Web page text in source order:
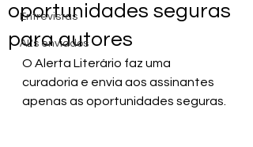
Entrevistas
AL's enviados
oportunidades seguras
para autores
O Alerta Literário faz uma
curadoria e envia aos assinantes
apenas as oportunidades seguras.